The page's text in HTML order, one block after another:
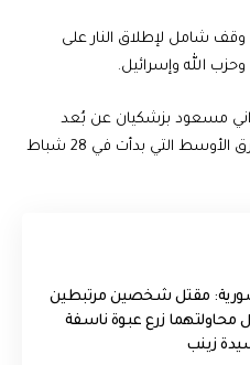
وقف شامل لإطلاق النار على
الله وإسرائيل.
مسعود بزشكيان عن بُعد
مذكرة تفاهم لإنهاء الحرب في الشرق الأوسط التي بدأت في 28 شباط
مقتل شخصين مرتبطين
محاولتهما زرع عبوة ناسفة
زينب